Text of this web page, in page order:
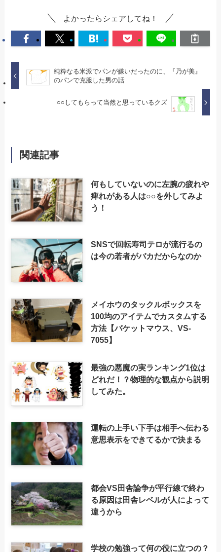
よかったらシェアしてね！
純粋なる米派でパンが嫌いだったのに、『乃が美』
のパンで克服した男の話
○○してもらって当然と思っているクズ
関連記事
何もしていないのに左腕の疲れや
痺れがある人は○○を外してみよ
う！
SNSで回転寿司テロが流行るの
は今の若者がバカだからなのか
メイホウのタックルボックスを
100均のアイテムでカスタムする
方法【バケットマウス、VS-
7055】
最強の悪魔の実ランキング1位は
どれだ！？物理的な観点から説明
してみた。
運転の上手い下手は相手へ伝わる
意思表示をできてるかで決まる
都会VS田舎論争が平行線で終わ
る原因は田舎レベルが人によって
違うから
学校の勉強って何の役に立つの？